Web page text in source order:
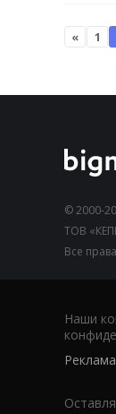
« 1
© 2000-
ТОВ
Все
Наши